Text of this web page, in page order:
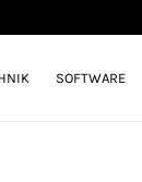
SOFTWARE